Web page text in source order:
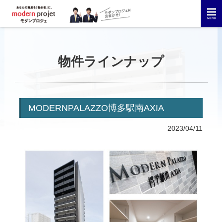
物件ラインナップ
MODERNPALAZZO博多駅南AXIA
2023/04/11